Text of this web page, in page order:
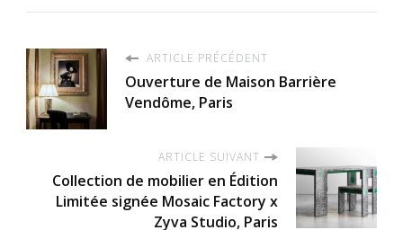
ARTICLE PRÉCÉDENT
Ouverture de Maison Barrière
Vendôme, Paris
ARTICLE SUIVANT
Collection de mobilier en Édition
Limitée signée Mosaic Factory x
Zyva Studio, Paris